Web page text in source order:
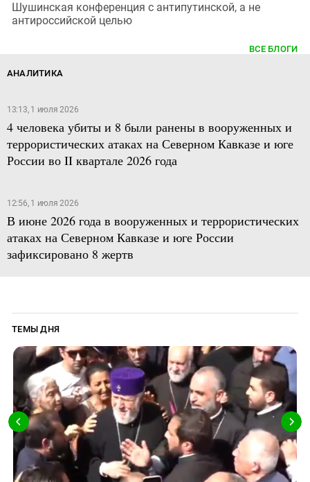
Шушинская конференция с антипутинской, а не
антироссийской целью
ВСЕ БЛОГИ
АНАЛИТИКА
13:13, 1 июля 2026
4 человека убиты и 8 были ранены в вооруженных и
террористических атаках на Северном Кавказе и юге
России во II квартале 2026 года
12:56, 1 июля 2026
В июне 2026 года в вооруженных и террористических
атаках на Северном Кавказе и юге России
зафиксировано 8 жертв
ТЕМЫ ДНЯ